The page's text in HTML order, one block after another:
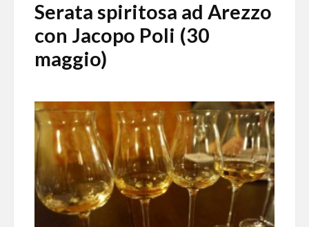
Serata spiritosa ad Arezzo
con Jacopo Poli (30
maggio)